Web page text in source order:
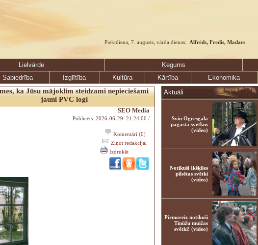
Piektdiena, 7. augusts, vārda dienas: Alfrēds, Fredis, Madars
Lielvārde Ķegums
Sabiedrība Izglītība Kultūra Kārtība Ekonomika
ka Jūsu mājoklim steidzami nepieciešami
jauni PVC logi
SEO Media
Publicēts: 2026-06-29 21:24:00 /
Komentāri (0)
Ziņot redakcijai
Izdrukāt
Aktuāli
Svin Ogresgala
pagasta svētkus
(video)
Notikuši Ikšķiles
pilsētas svētki
(video)
Pirmoreiz notikuši
Tīnūžu muižas
svētki! (video)